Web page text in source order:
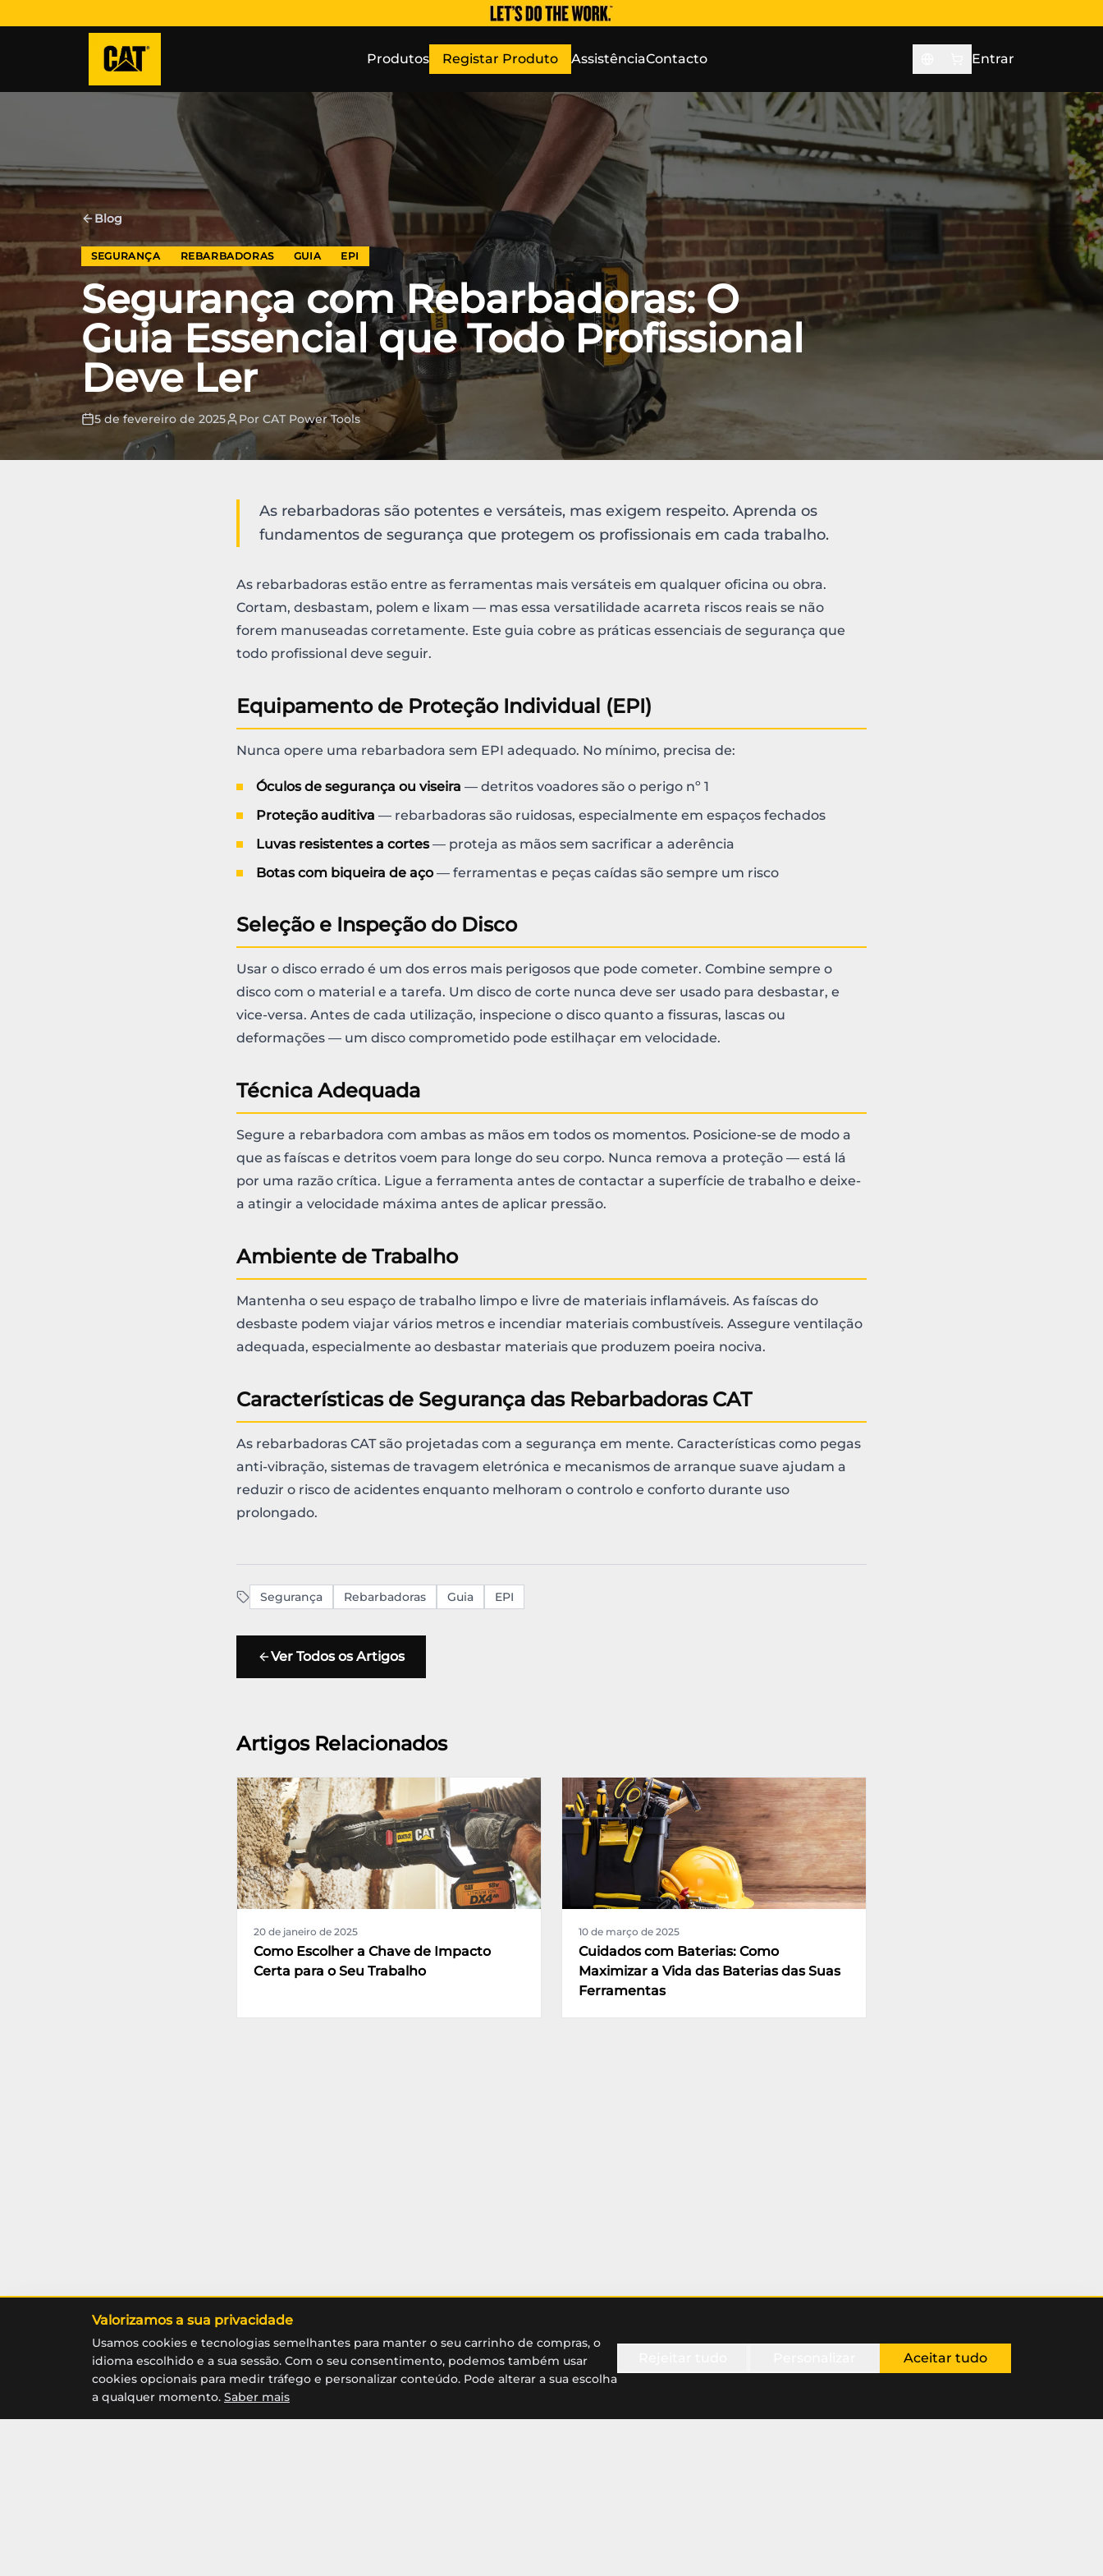
Produtos Registar Produto AssistênciaContacto Entrar
Blog
SEGURANÇA REBARBADORAS GUIA EPI
Segurança com Rebarbadoras: O
Guia Essencial que Todo Profissional
Deve Ler
5 de fevereiro de 2025 Por CAT Power Tools
As rebarbadoras são potentes e versáteis, mas exigem respeito. Aprenda os
fundamentos de segurança que protegem os profissionais em cada trabalho.
As rebarbadoras estão entre as ferramentas mais versáteis em qualquer oficina ou obra.
Cortam, desbastam, polem e lixam — mas essa versatilidade acarreta riscos reais se não
forem manuseadas corretamente. Este guia cobre as práticas essenciais de segurança que
todo profissional deve seguir.
Equipamento de Proteção Individual (EPI)
Nunca opere uma rebarbadora sem EPI adequado. No mínimo, precisa de:
Óculos de segurança ou viseira — detritos voadores são o perigo nº 1
Proteção auditiva — rebarbadoras são ruidosas, especialmente em espaços fechados
Luvas resistentes a cortes— proteja as mãos sem sacrificar a aderência
Botas com biqueira de aço— ferramentas e peças caídas são sempre um risco
Seleção e Inspeção do Disco
Usar o disco errado é um dos erros mais perigosos que pode cometer. Combine sempre o
disco com o material e a tarefa. Um disco de corte nunca deve ser usado para desbastar, e
vice-versa. Antes de cada utilização, inspecione o disco quanto a fissuras, lascas ou
deformações — um disco comprometido pode estilhaçar em velocidade.
Técnica Adequada
Segure a rebarbadora com ambas as mãos em todos os momentos. Posicione-se de modo a
que as faíscas e detritos voem para longe do seu corpo. Nunca remova a proteção — está lá
por uma razão crítica. Ligue a ferramenta antes de contactar a superfície de trabalho e deixe-
a atingir a velocidade máxima antes de aplicar pressão.
Ambiente de Trabalho
Mantenha o seu espaço de trabalho limpo e livre de materiais inflamáveis. As faíscas do
desbaste podem viajar vários metros e incendiar materiais combustíveis. Assegure ventilação
adequada, especialmente ao desbastar materiais que produzem poeira nociva.
Características de Segurança das Rebarbadoras CAT
As rebarbadoras CAT são projetadas com a segurança em mente. Características como pegas
anti-vibração, sistemas de travagem eletrónica e mecanismos de arranque suave ajudam a
reduzir o risco de acidentes enquanto melhoram o controlo e conforto durante uso
prolongado.
Segurança Rebarbadoras Guia EPI
Ver Todos os Artigos
Artigos Relacionados
20 de janeiro de 2025
Como Escolher a Chave de Impacto
Certa para o Seu Trabalho
10 de março de 2025
Cuidados com Baterias: Como
Maximizar a Vida das Baterias das Suas
Ferramentas
Valorizamos a sua privacidade
Usamos cookies e tecnologias semelhantes para manter o seu carrinho de compras, o
idioma escolhido e a sua sessão. Com o seu consentimento, podemos também usar
cookies opcionais para medir tráfego e personalizar conteúdo. Pode alterar a sua escolha
a qualquer momento. Saber mais
Aceitar tudo